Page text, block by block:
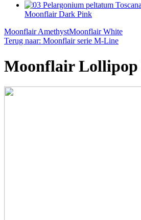
Moonflair Dark Pink
Moonflair AmethystMoonflair White
Terug naar: Moonflair serie M-Line
Moonflair Lollipop